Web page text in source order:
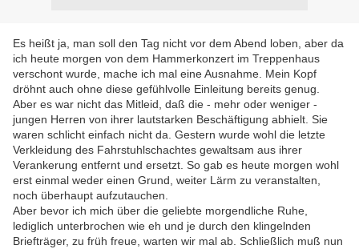
Es heißt ja, man soll den Tag nicht vor dem Abend loben, aber da
ich heute morgen von dem Hammerkonzert im Treppenhaus
verschont wurde, mache ich mal eine Ausnahme. Mein Kopf
dröhnt auch ohne diese gefühlvolle Einleitung bereits genug.
Aber es war nicht das Mitleid, daß die - mehr oder weniger -
jungen Herren von ihrer lautstarken Beschäftigung abhielt. Sie
waren schlicht einfach nicht da. Gestern wurde wohl die letzte
Verkleidung des Fahrstuhlschachtes gewaltsam aus ihrer
Verankerung entfernt und ersetzt. So gab es heute morgen wohl
erst einmal weder einen Grund, weiter Lärm zu veranstalten,
noch überhaupt aufzutauchen.
Aber bevor ich mich über die geliebte morgendliche Ruhe,
lediglich unterbrochen wie eh und je durch den klingelnden
Briefträger, zu früh freue, warten wir mal ab. Schließlich muß nun